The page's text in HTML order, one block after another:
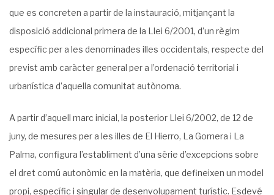
que es concreten a partir de la instauració, mitjançant la
disposició addicional primera de la Llei 6/2001, d’un règim
específic per a les denominades illes occidentals, respecte del
previst amb caràcter general per a l’ordenació territorial i
urbanística d’aquella comunitat autònoma.
A partir d’aquell marc inicial, la posterior Llei 6/2002, de 12 de
juny, de mesures per a les illes de El Hierro, La Gomera i La
Palma, configura l’establiment d’una sèrie d’excepcions sobre
el dret comú autonòmic en la matèria, que defineixen un model
propi, específic i singular de desenvolupament turístic. Esdevé